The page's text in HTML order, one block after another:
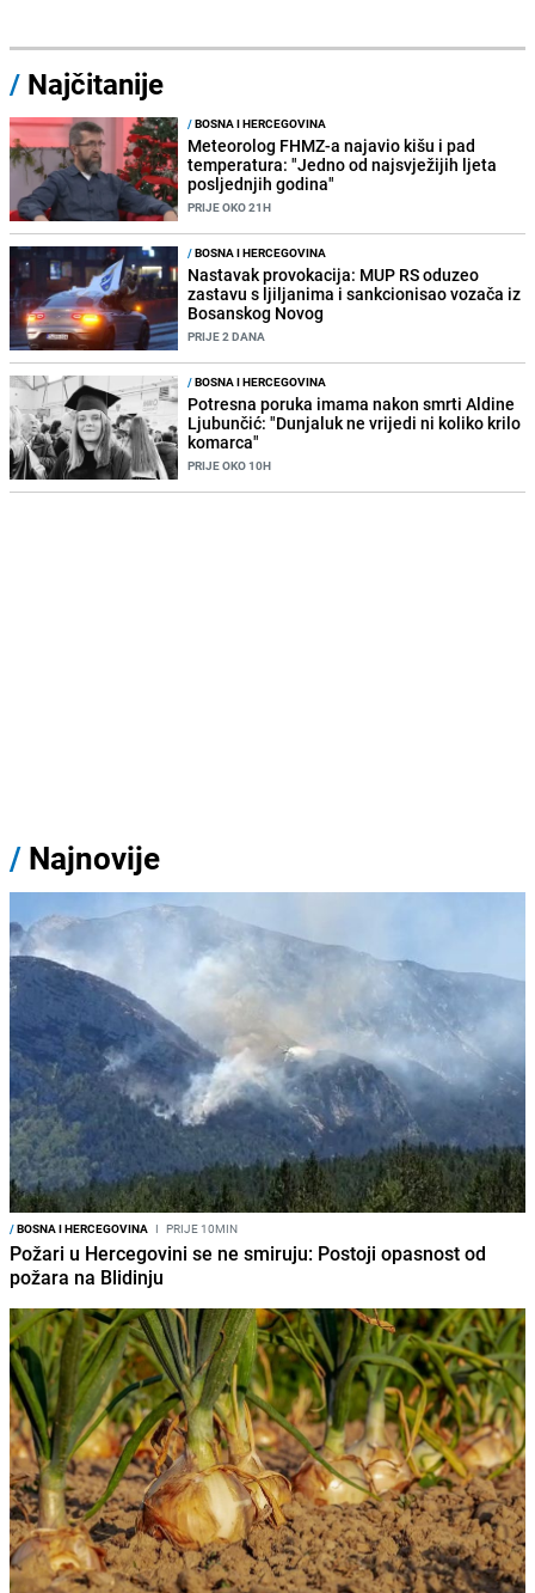
/ Najčitanije
/BOSNA I HERCEGOVINA
Meteorolog FHMZ-a najavio kišu i pad
temperatura: "Jedno od najsvježijih ljeta
posljednjih godina"
PRIJE OKO 21H
/BOSNA I HERCEGOVINA
Nastavak provokacija: MUP RS oduzeo
zastavu s ljiljanima i sankcionisao vozača iz
Bosanskog Novog
PRIJE 2 DANA
/BOSNA I HERCEGOVINA
Potresna poruka imama nakon smrti Aldine
Ljubunčić: "Dunjaluk ne vrijedi ni koliko krilo
komarca"
PRIJE OKO 10H
/ Najnovije
/BOSNA I HERCEGOVINA I PRIJE 10MIN
Požari u Hercegovini se ne smiruju: Postoji opasnost od
požara na Blidinju